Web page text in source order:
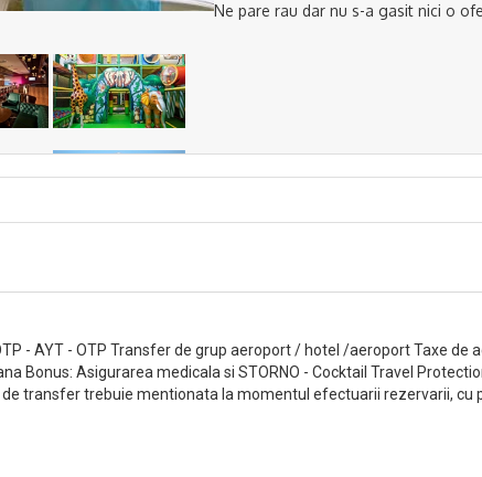
Ne pare rau dar nu s-a gasit nici o
- AYT - OTP Transfer de grup aeroport / hotel /aeroport Taxe de
Bonus: Asigurarea medicala si STORNO - Cocktail Travel
transfer trebuie mentionata la momentul efectuarii rezervarii, cu